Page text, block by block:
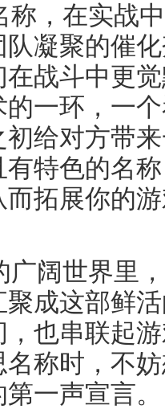
称，在实战
凝聚的催
战斗中更
一环，一
给对方带
特色的名
拓展你的
广阔世界里
成这部鲜
也串联起
名称时，不
一声宣言。